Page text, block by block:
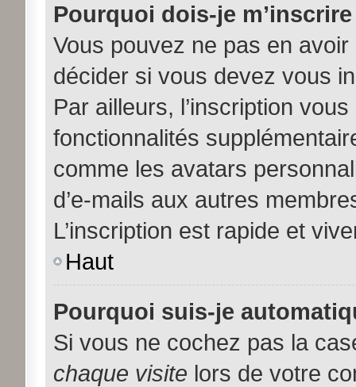
Pourquoi dois-je
Vous pouvez ne pas en
décider si vous devez vous
Par ailleurs, l’inscription
fonctionnalités
comme les avatars
d’e-mails aux autres
L’inscription est rapide et
Haut
Pourquoi suis-je
Si vous ne cochez pas la
chaque visite lors de votre